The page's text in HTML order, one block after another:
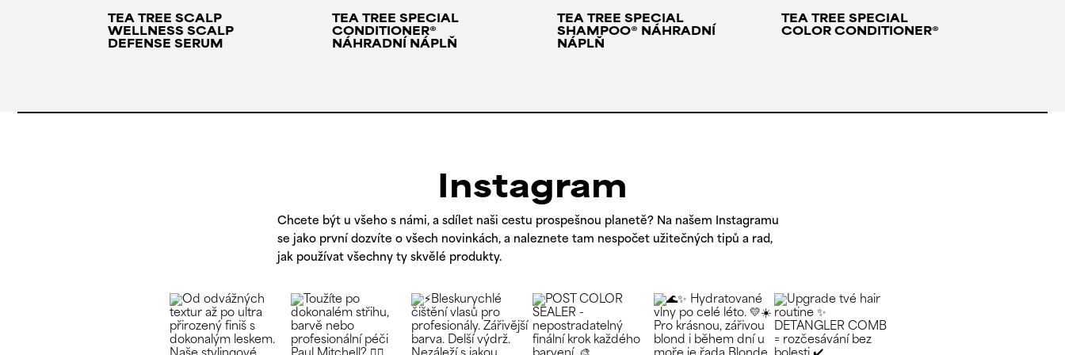
TEA TREE SCALP
WELLNESS SCALP
DEFENSE SERUM
TEA TREE SPECIAL
CONDITIONER®
NÁHRADNÍ NÁPLŇ
TEA TREE SPECIAL
SHAMPOO® NÁHRADNÍ
NÁPLŇ
TEA TREE SPECIAL
COLOR CONDITIONER®
Instagram
Chcete být u všeho s námi, a sdílet naši cestu prospešnou planetě? Na našem Instagramu
se jako první dozvíte o všech novinkách, a naleznete tam nespočet užitečných tipů a rad,
jak používat všechny ty skvělé produkty.